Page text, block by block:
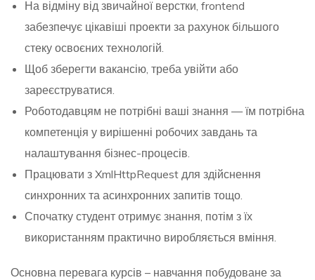
На відміну від звичайної верстки, frontend
забезпечує цікавіші проекти за рахунок більшого
стеку освоєних технологій.
Щоб зберегти вакансію, треба увійти або
зареєструватися.
Роботодавцям не потрібні ваші знання — їм потрібна
компетенція у вирішенні робочих завдань та
налаштування бізнес-процесів.
Працювати з XmlHttpRequest для здійснення
синхронних та асинхронних запитів тощо.
Спочатку студент отримує знання, потім з їх
використанням практично виробляється вміння.
Основна перевага курсів – навчання побудоване за